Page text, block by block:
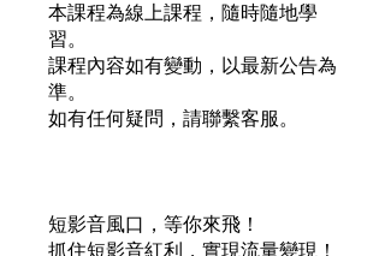
本課程為線上課程，隨時隨地學
習。
課程內容如有變動，以最新公告為
準。
如有任何疑問，請聯繫客服。
短影音風口，等你來飛！
抓住短影音紅利，實現流量變現！